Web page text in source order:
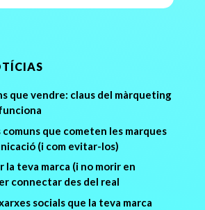
que vendre: claus del màrqueting
comuns que cometen les marques
(i com evitar-los)
la teva marca (i no morir en
connectar des del real
socials que la teva marca